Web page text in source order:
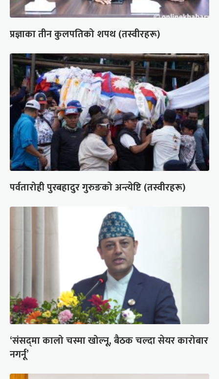
प्रज्ञाका तीन कुलपतिको शपथ (तस्वीरहरू)
पर्वतारोही पुरबहादुर गुरुङको अन्त्येष्टि (तस्वीरहरू)
‘संसद्‍मा कालो चस्मा खोल्नू, बैठक चल्दा सेयर कारोबार
नगर्नू’